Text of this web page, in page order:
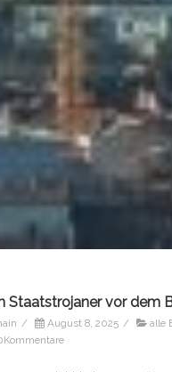
Staatstrojaner vor dem
/ August 8, 2025 / alle